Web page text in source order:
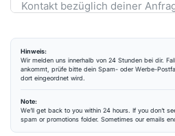
Hinweis:
Wir melden uns innerhalb von 24 Stunden bei dir.
ankommt, prüfe bitte dein Spam- oder Werbe-
dort eingeordnet wird.
Note:
We’ll get back to you within 24 hours. If you don’t
spam or promotions folder. Sometimes our emails